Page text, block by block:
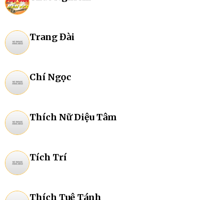
Trang Đài
Chí Ngọc
Thích Nữ Diệu Tâm
Tích Trí
Thích Tuệ Tánh